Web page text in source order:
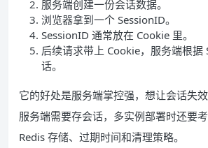
服务端创建一份会话数据。
浏览器拿到一个 SessionID。
SessionID 通常放在 Cookie 里。
后续请求带上 Cookie，服务端根据
话。
它的好处是服务端掌控强，想让会话失
服务端需要存会话，多实例部署时还要考
Redis 存储、过期时间和清理策略。